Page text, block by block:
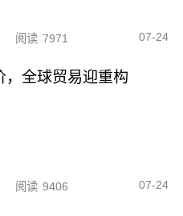
阅读 7971 07-24
，全球贸易迎重构
阅读 9406 07-24